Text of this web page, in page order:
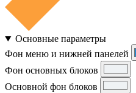
Основные параметры
Фон меню и нижней панелей
Фон основных блоков
Основной фон блоков